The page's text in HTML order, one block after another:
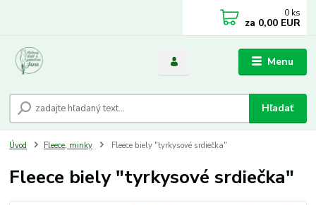
Menu
Hľadať
0 ks
za 0,00 EUR
Úvod Fleece, minky Fleece biely "tyrkysové srdiečka"
Fleece biely "tyrkysové srdiečka"